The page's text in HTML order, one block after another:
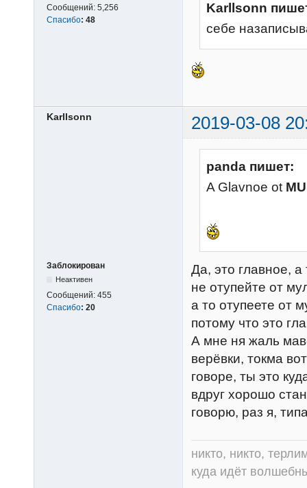
Сообщений: 5,256
Спасибо: 48
Karllsonn
себе
Karllsonn 2019-03-08
Заблокирован
Неактивен
Сообщений: 455
Спасибо: 20
panda пишет:
A Glavnoe ot
Да, это главное, а
не отупейте от
а то отупеете от
потому что это
А мне ня жаль
верёвки, токма
говоре, ты это
вдруг хорошо
говорю, раз я,
никто, никто,
куда идёт